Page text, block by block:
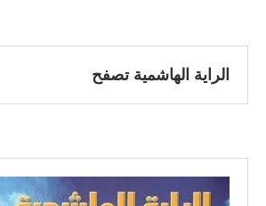
الراية الهاشمية تصفح